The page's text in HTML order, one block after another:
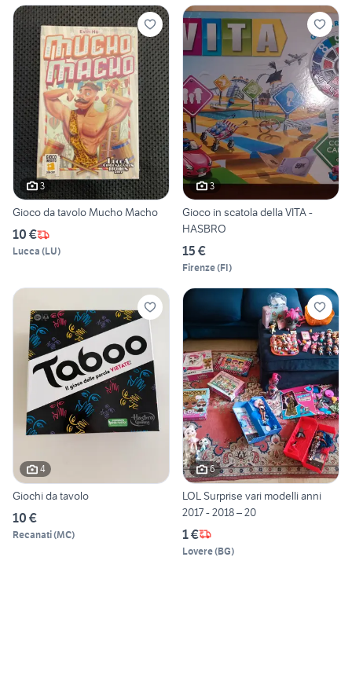
3
Gioco da tavolo Mucho Macho
10 €
Lucca (LU)
3
Gioco in scatola della VITA -
HASBRO
15 €
Firenze(FI)
4
Giochi da tavolo
10 €
Recanati(MC)
6
LOL Surprise vari modelli anni
2017 - 2018 – 20
1 €
Lovere(BG)